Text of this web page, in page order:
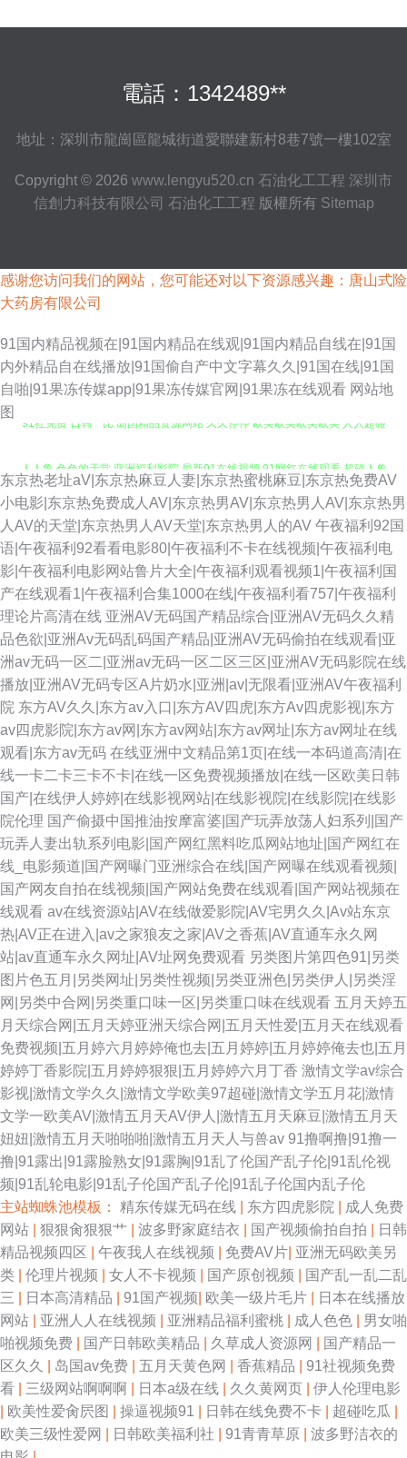
電話：1342489**
地址：深圳市龍崗區龍城街道愛聯建新村8巷7號一樓102室
Copyright © 2026 www.lengyu520.cn 石油化工工程 深圳市
信創力科技有限公司 石油化工工程 版權所有 Sitemap
感谢您访问我们的网站，您可能还对以下资源感兴趣：唐山式险
大药房有限公司
91国内精品视频在|91国内精品在线观|91国内精品自线在|91国
内外精品自在线播放|91国偷自产中文字幕久久|91国在线|91国
自啪|91果冻传媒app|91果冻传媒官网|91果冻在线观看 网站地
图
人人鲁 色色的天堂 亚洲福利影院 最新91在线视频 91网红在线观看 超碰人兽
世界 东京热AV导航网 久草首页老司机 欧美A片视频 三级无码日韩 影音先锋
色网 91免费观看视频 成人片大香蕉 国产9在线播放 韩国三级入口 久久国产
乱子 欧美精品午夜 日韩精品导航 综合色伊人探花 超碰在线人 九九涩涩网 欧
美性爱一区区 日韩人妻视频导航 午夜免费福利院 91成人版 91新网址 超碰公
开在线91 国产三级网站 久久草大香蕉 欧美AⅤ网 日韩精品一品二品 午夜性
激情 91传mei 97人人香蕉 超碰九69 豆花黑料视频 国产精品久草 九一社一
至36 另类激情另类 日韩激情导航 天天艹天天 亚洲伦理自拍 91工厂在线视频
97超碰96超碰 超碰伊人97 豆花吃瓜网 韩国AA片 久久国产媒体 另类专区欧
美 欧美性变态网 深夜福利导航链接 一本道操逼网 91福利导航大全 av激情片
成人综合免费播放 久久艹国产视频 欧美恍交一区 日本视频网页 午夜无码福
利影院 91社区观看 菠萝av在线播放 大香蕉精品伊人 日韩三级av 午夜激情网
站入口 97人人上超碰 超碰在线影院 久久国产精品久久 日韩ac 无码专区桃花
岛 91操操操吧 97色国产 变态另类在线观看 成人伊人影视 国产色色网 九一
香蕉社区 欧美ⅤA在线播放 日本东京热色综合 午夜伦理剧场 中文字幕中日3
级 91香蕉视频 白丝无码自慰91 岛国大片在线观看 精品人妻久久 美女爱爱东
莞 欧洲午夜福利片 熟女黑丝足交 影音资源av 97免费超碰 超碰人妻人人搞
国产色A 久久爆乳 欧美综合性爱网 婷婷色网站 伊仁大香蕉91 91欧洲视频
www久久6 午夜欧美剧场 日韩AV看片网站 51社区精品视频 www视频五区
国产精品艹 欧美极度性交网 日韩福利视频 午夜影院污av 91国自在线播放 欧
美成人午夜剧场 深夜福利导航在线 亚洲无码韩国 91视频网站网址 东方av超
碰 激情五月天综合网 欧美激情色色 日韩国产久久 亚洲色图另类图 91色色网
东京热老址aV|东京热麻豆人妻|东京热蜜桃麻豆|东京热免费AV
小电影|东京热免费成人AV|东京热男AV|东京热男人AV|东京热男
人AV的天堂|东京热男人AV天堂|东京热男人的AV 午夜福利92国
语|午夜福利92看看电影80|午夜福利不卡在线视频|午夜福利电
影|午夜福利电影网站鲁片大全|午夜福利观看视频1|午夜福利国
产在线观看1|午夜福利合集1000在线|午夜福利看757|午夜福利
理论片高清在线 亚洲AV无码国产精品综合|亚洲AV无码久久精
品色欲|亚洲Av无码乱码国产精品|亚洲AV无码偷拍在线观看|亚
洲av无码一区二|亚洲av无码一区二区三区|亚洲AV无码影院在线
播放|亚洲AV无码专区A片奶水|亚洲|av|无限看|亚洲AV午夜福利
院 东方AV久久|东方av入口|东方AV四虎|东方Av四虎影视|东方
av四虎影院|东方av网|东方av网站|东方av网址|东方av网址在线
观看|东方av无码 在线亚洲中文精品第1页|在线一本码道高清|在
线一卡二卡三卡不卡|在线一区免费视频播放|在线一区欧美日韩
国产|在线伊人婷婷|在线影视网站|在线影视院|在线影院|在线影
院伦理 国产偷摄中国推油按摩富婆|国产玩弄放荡人妇系列|国产
玩弄人妻出轨系列电影|国产网红黑料吃瓜网站地址|国产网红在
线_电影频道|国产网曝门亚洲综合在线|国产网曝在线观看视频|
国产网友自拍在线视频|国产网站免费在线观看|国产网站视频在
线观看 av在线资源站|AV在线做爱影院|AV宅男久久|Av站东京
热|AV正在进入|av之家狼友之家|AV之香蕉|AV直通车永久网
站|av直通车永久网址|AV址网免费观看 另类图片第四色91|另类
图片色五月|另类网址|另类性视频|另类亚洲色|另类伊人|另类淫
网|另类中合网|另类重口味一区|另类重口味在线观看 五月天婷五
月天综合网|五月天婷亚洲天综合网|五月天性爱|五月天在线观看
免费视频|五月婷六月婷婷俺也去|五月婷婷|五月婷婷俺去也|五月
婷婷丁香影院|五月婷婷狠狠|五月婷婷六月丁香 激情文学av综合
影视|激情文学久久|激情文学欧美97超碰|激情文学五月花|激情
文学一欧美AV|激情五月天AV伊人|激情五月天麻豆|激情五月天
妞妞|激情五月天啪啪啪|激情五月天人与兽av 91撸啊撸|91撸一
撸|91露出|91露脸熟女|91露胸|91乱了伦国产乱子伦|91乱伦视
频|91乱轮电影|91乱子伦国产乱子伦|91乱子伦国内乱子伦
主站蜘蛛池模板： 精东传媒无码在线 东方四虎影院
成人免费
网站
狠狠肏狠狠艹 波多野家庭结衣 国产视频偷拍自拍
日韩
精品视频四区
午夜我人在线视频 免费AV片 亚洲无码欧美另
类
伦理片视频 女人不卡视频 国产原创视频
国产乱一乱二乱
三
日本高清精品 91国产视频 欧美一级片毛片
日本在线播放
网站
亚洲人人在线视频 亚洲精品福利蜜桃 成人色色
男女啪
啪视频免费
国产日韩欧美精品 久草成人资源网
国产精品一
区久久
岛国av免费 五月天黄色网 香蕉精品
91社视频免费
看
三级网站啊啊啊 日本a级在线 久久黄网页
伊人伦理电影
欧美性爱肏屄图 操逼视频91 日韩在线免费不卡 超碰吃瓜
欧美三级性爱网
日韩欧美福利社 91青青草原
波多野洁衣的